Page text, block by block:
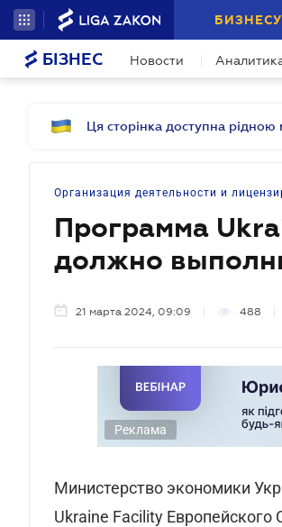
БИЗНЕСУ
БІЗНЕС Новости
Ця сторінка доступна
Организация деятельности и
Программа
должно
21 марта 2024, 09:09 488
Реклама
Министерство экономики
Ukraine Facility Европейского